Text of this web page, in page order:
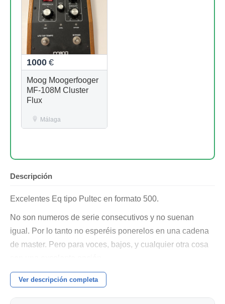
1000 €
Moog Moogerfooger
MF-108M Cluster
Flux
Málaga
Descripción
Excelentes Eq tipo Pultec en formato 500.
No son numeros de serie consecutivos y no suenan
igual. Por lo tanto no esperéis ponerelos en una cadena
de master. Pero para voces, bajos, y cualquier otra cosa
El precio indicado es por la pareja
Ver descripción completa